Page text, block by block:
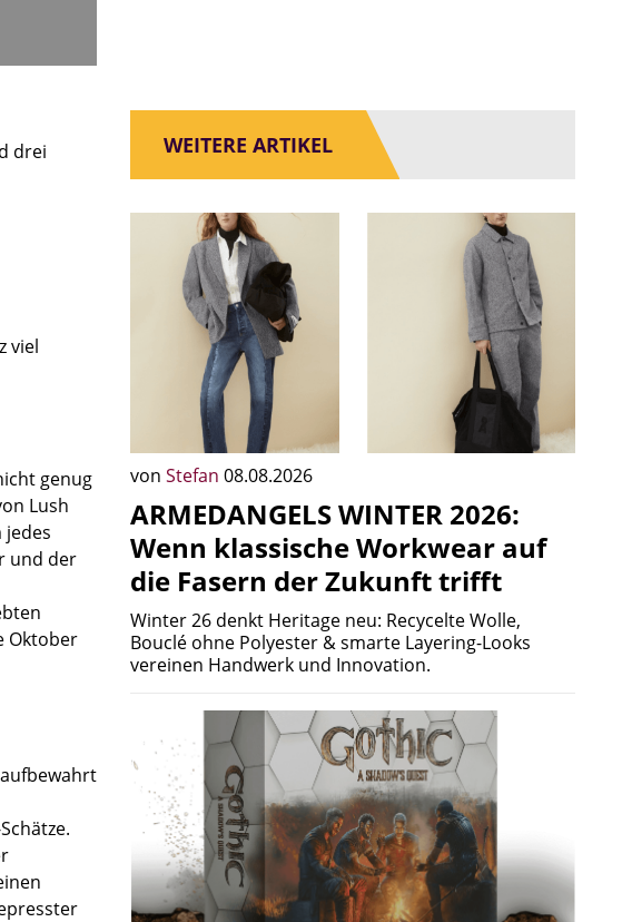
drei
viel
genug
Lush
jedes
und der
Oktober
WEITERE ARTIKEL
von Stefan 08.08.2026
ARMEDANGELS WINTER 2026:
Wenn klassische Workwear auf
die Fasern der Zukunft trifft
Winter 26 denkt Heritage neu: Recycelte Wolle,
Bouclé ohne Polyester & smarte Layering-Looks
vereinen Handwerk und Innovation.